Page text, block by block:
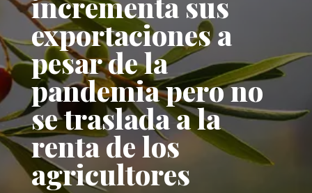
exportaciones a
pesar de la
pandemia pero no
se traslada a la
renta de los
agricultores